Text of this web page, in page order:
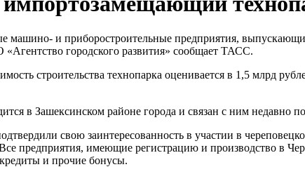
машино- и приборостроительные предприятия,
городского развития» сообщает ТАСС.
строительства технопарка оценивается в 1,5 млрд
в Зашексинском районе города и связан с ним недавно
свою заинтересованность в участии в
предприятия, имеющие регистрацию и производство в
и прочие бонусы.